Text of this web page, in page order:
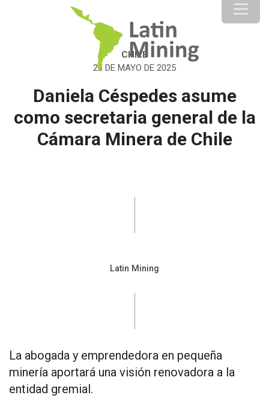
CHILE
28 DE MAYO DE 2025
Daniela Céspedes asume
como secretaria general de la
Cámara Minera de Chile
Latin Mining
La abogada y emprendedora en pequeña
minería aportará una visión renovadora a la
entidad gremial.